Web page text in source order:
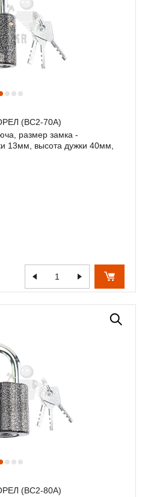
(ВС2-70А)
размер замка -
13мм, высота дужки 40мм,
(ВС2-80А)